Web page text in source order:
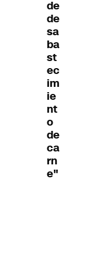
de
de
sa
ba
st
ec
im
ie
nt
o
de
ca
rn
e"